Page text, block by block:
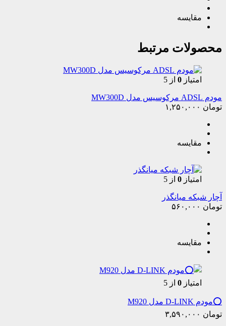
مقایسه
محصولات مرتبط
امتیاز 0 از 5
مودم ADSL مرکوسیس مدل MW300D
تومان
مقایسه
امتیاز 0 از 5
آچار شبکه میانگذر
تومان
مقایسه
امتیاز 0 از 5
⭕️مودم D-LINK مدل M920
تومان